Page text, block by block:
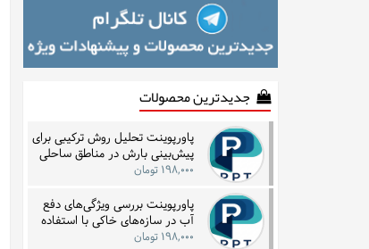
جدیدترین محصولات
پاورپوینت تحلیل روش ترکیبی برای
پیش‌بینی بارش در مناطق ساحلی
با بهره‌گیری از داده‌های زمانی
۱۹۸,۰۰۰ تومان
پاورپوینت بررسی ویژگی‌های دفع
آب در سازه‌های خاکی با استفاده
از فناوری‌های زیرسطحی
۱۹۸,۰۰۰ تومان